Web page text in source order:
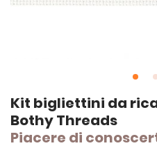
Kit bigliettini da
Bothy Threads
Piacere di
Vai
all'inizio
della
galleria